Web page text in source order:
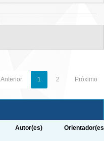
Anterior 1 2 Próximo
Autor(es)